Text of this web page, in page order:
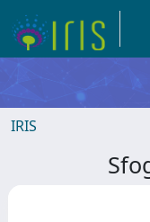
IRIS